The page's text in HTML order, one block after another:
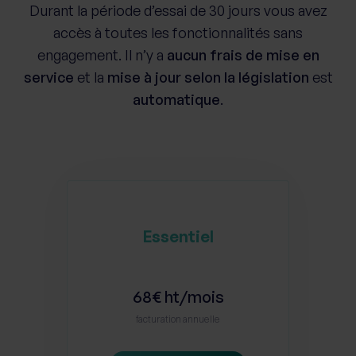
Durant la période d’essai de 30 jours vous avez
accès à toutes les fonctionnalités sans
engagement. Il n’y a aucun frais de mise en
service et la mise à jour selon la législation est
automatique.
Essentiel
68€ ht/mois
facturation annuelle